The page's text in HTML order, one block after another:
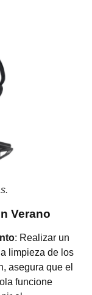
Verano
: Realizar un
limpieza de los
asegura que el
funcione